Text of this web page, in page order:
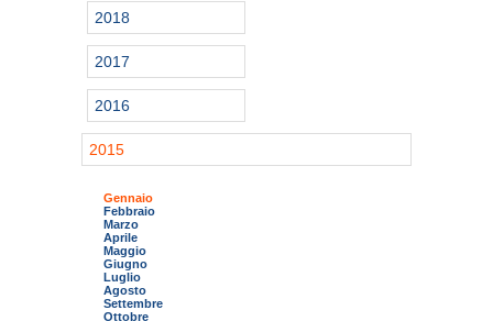
2018
2017
2016
2015
Gennaio
Febbraio
Marzo
Aprile
Maggio
Giugno
Luglio
Agosto
Settembre
Ottobre